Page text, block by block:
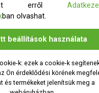
erről
ban olvashat.
beállítások használata
k: ezek a cookie-k
Ön érdeklődési körének
és termékeket jelenítsük meg a